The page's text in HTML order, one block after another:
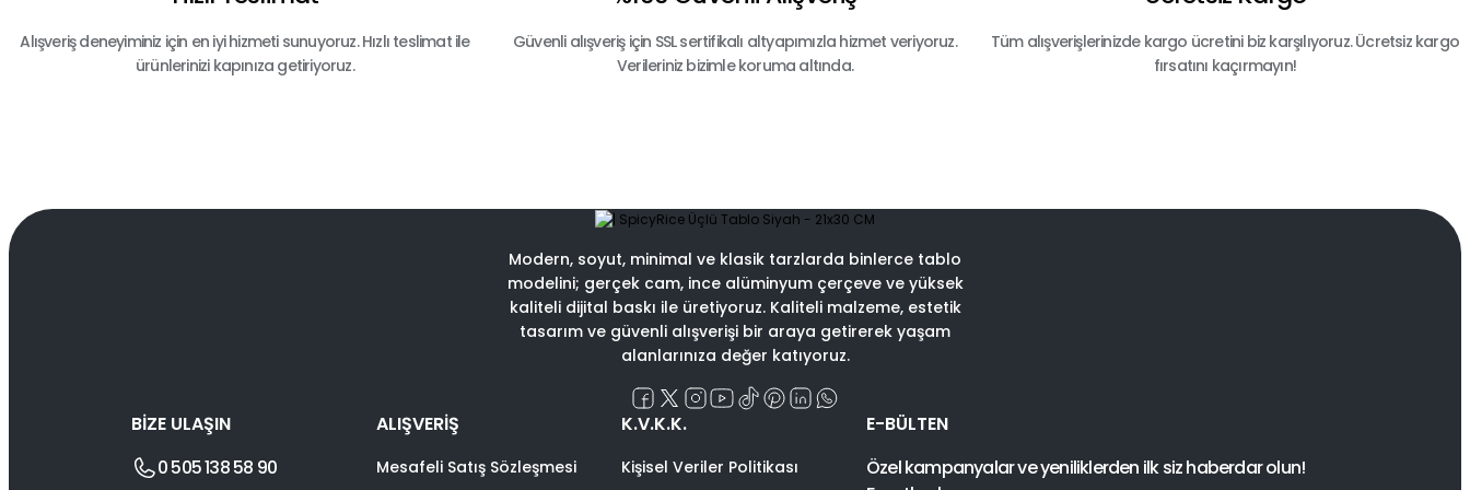
Alışveriş deneyiminiz için en iyi hizmeti sunuyoruz. Hızlı teslimat ile
ürünlerinizi kapınıza getiriyoruz.
Güvenli alışveriş için SSL sertifikalı altyapımızla hizmet veriyoruz.
Verileriniz bizimle koruma altında.
Tüm alışverişlerinizde kargo ücretini biz karşılıyoruz. Ücretsiz kargo
fırsatını kaçırmayın!
Modern, soyut, minimal ve klasik tarzlarda binlerce tablo
modelini; gerçek cam, ince alüminyum çerçeve ve yüksek
kaliteli dijital baskı ile üretiyoruz. Kaliteli malzeme, estetik
tasarım ve güvenli alışverişi bir araya getirerek yaşam
alanlarınıza değer katıyoruz.
BİZE ULAŞIN
0 505 138 58 90
ALIŞVERİŞ
Mesafeli Satış Sözleşmesi
K.V.K.K.
Kişisel Veriler Politikası
E-BÜLTEN
Özel kampanyalar ve yeniliklerden ilk siz haberdar olun!